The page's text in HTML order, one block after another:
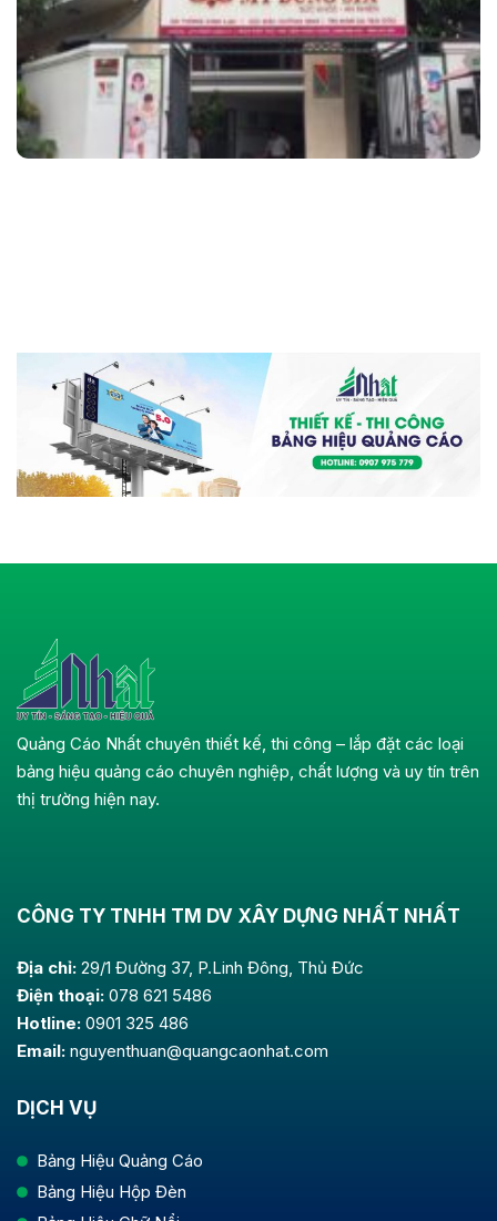
Quảng Cáo Nhất chuyên thiết kế, thi công – lắp đặt các loại
bảng hiệu quảng cáo chuyên nghiệp, chất lượng và uy tín trên
thị trường hiện nay.
CÔNG TY TNHH TM DV XÂY DỰNG NHẤT NHẤT
Địa chỉ: 29/1 Đường 37, P.Linh Đông, Thủ Đức
Điện thoại: 078 621 5486
Hotline: 0901 325 486
Email: nguyenthuan@quangcaonhat.com
DỊCH VỤ
Bảng Hiệu Quảng Cáo
Bảng Hiệu Hộp Đèn